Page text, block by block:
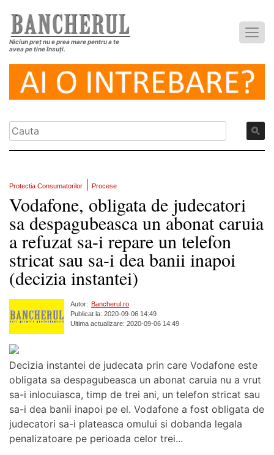
Niciun preț nu e prea mare pentru a te
avea pe tine însuți.
Protectia Consumatorilor Procese
Vodafone, obligata de judecatori
sa despagubeasca un abonat caruia
a refuzat sa-i repare un telefon
stricat sau sa-i dea banii inapoi
(decizia instantei)
Autor: Bancherul.ro
Publicat la: 2020-09-06 14:49
Ultima actualizare: 2020-09-06 14:49
Decizia instantei de judecata prin care Vodafone este
obligata sa despagubeasca un abonat caruia nu a vrut
sa-i inlocuiasca, timp de trei ani, un telefon stricat sau
sa-i dea banii inapoi pe el. Vodafone a fost obligata de
judecatori sa-i plateasca omului si dobanda legala
penalizatoare pe perioada celor trei...